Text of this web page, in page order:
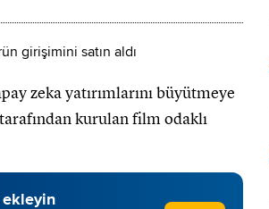
zeka yatırımlarını büyütmeye
kurulan film odaklı
ekleyin